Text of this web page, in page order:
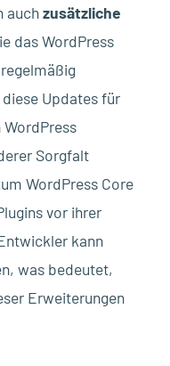
auchzusätzliche
das WordPress
Updates für
Sorgfalt
WordPress Core
vor ihrer
kann
was bedeutet,
Erweiterungen